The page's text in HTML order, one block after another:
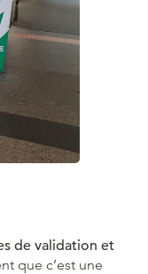
de validation et
que c’est une